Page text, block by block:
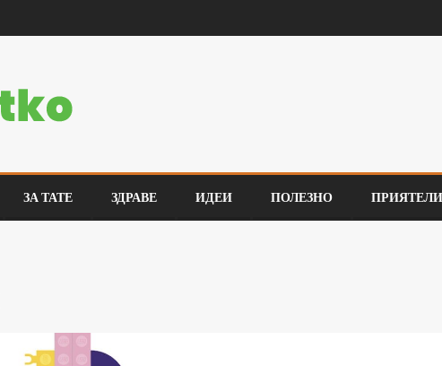
ЗА ТАТЕ ЗДРАВЕ ИДЕИ ПОЛЕЗНО ПРИЯТЕЛИ